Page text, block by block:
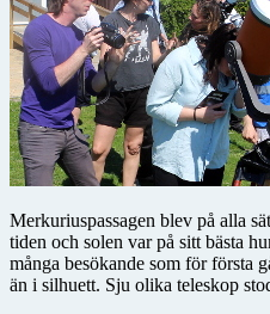
Merkuriuspassagen blev på alla
tiden och solen var på sitt bästa
många besökande som för första
än i silhuett. Sju olika teleskop